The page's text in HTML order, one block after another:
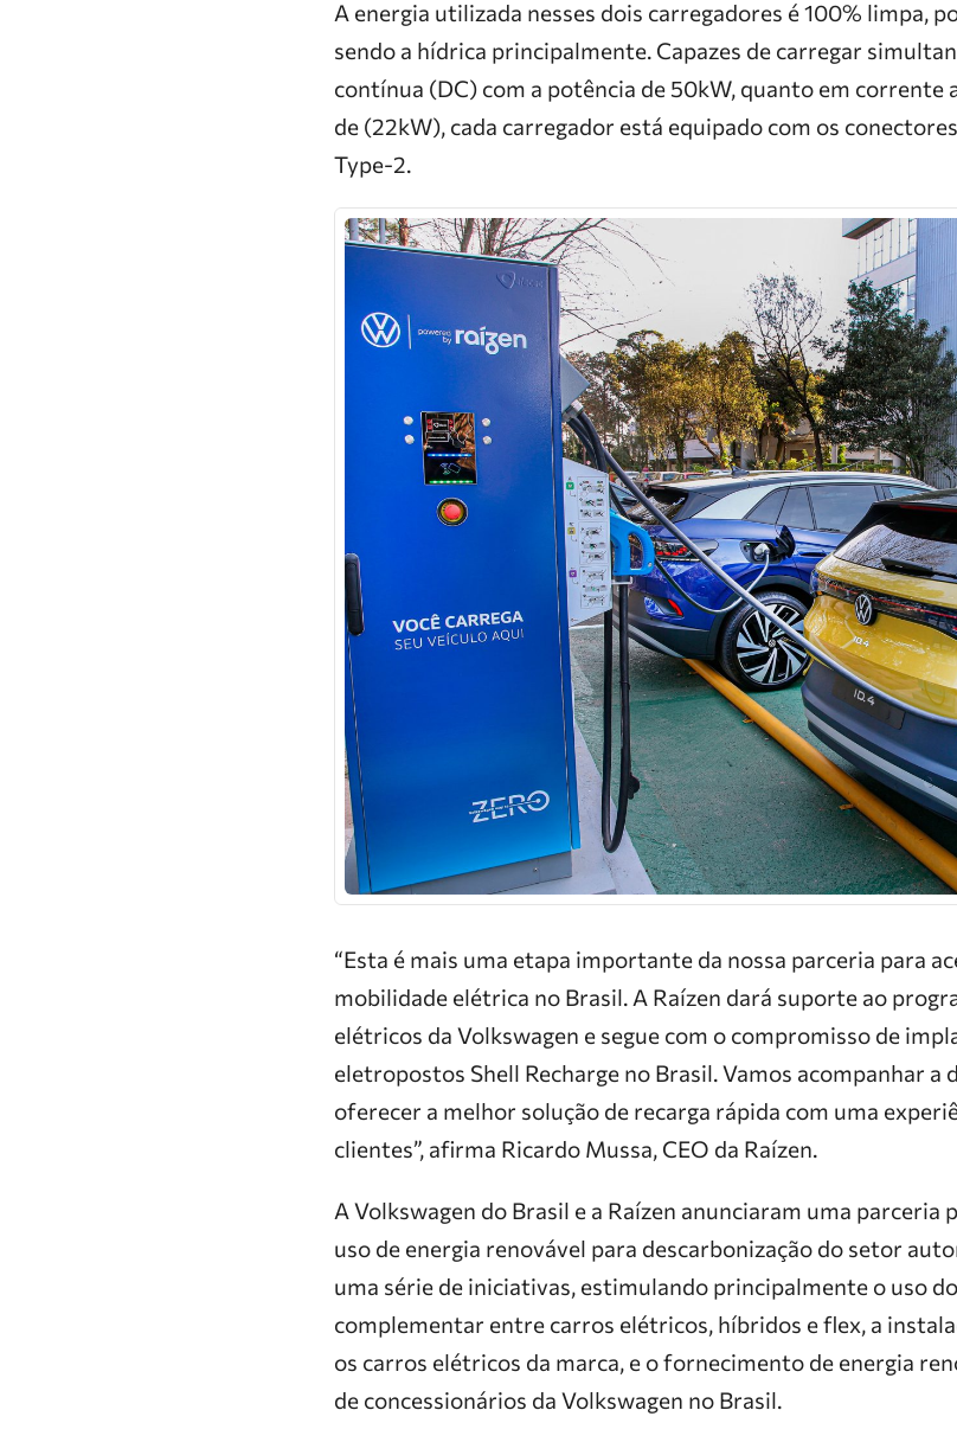
A energia utilizada nesses dois carregadores é 100% limpa,
sendo a hídrica principalmente. Capazes de carregar
contínua (DC) com a potência de 50kW, quanto em corrente
de (22kW), cada carregador está equipado com os
Type-2.
“Esta é mais uma etapa importante da nossa parceria para
mobilidade elétrica no Brasil. A Raízen dará suporte ao
elétricos da Volkswagen e segue com o compromisso de
eletropostos Shell Recharge no Brasil. Vamos acompanhar a
oferecer a melhor solução de recarga rápida com uma
clientes”, afirma Ricardo Mussa, CEO da Raízen.
A Volkswagen do Brasil e a Raízen anunciaram uma
uso de energia renovável para descarbonização do setor
uma série de iniciativas, estimulando principalmente o uso
complementar entre carros elétricos, híbridos e flex, a
os carros elétricos da marca, e o fornecimento de energia
de concessionários da Volkswagen no Brasil.